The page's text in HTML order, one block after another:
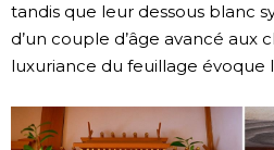
tandis que leur dessous blanc
d’un couple d’âge avancé aux
luxuriance du feuillage évoque